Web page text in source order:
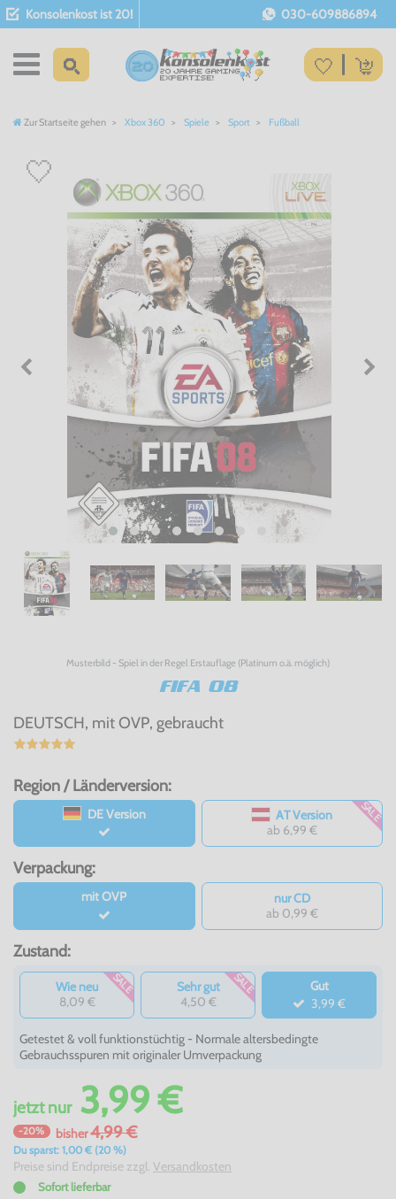
Konsolenkost ist 20! 030-609886894
Zur Startseite gehen Xbox 360 Spiele Sport Fußball
Musterbild - Spiel in der Regel Erstauflage (Platinum o.ä. möglich)
FIFA 08
DEUTSCH, mit OVP, gebraucht
Region / Länderversion:
DE Version
AT Version
ab 6,99 €
SALE
Verpackung:
mit OVP
nur CD
ab 0,99 €
Zustand:
Wie neu
8,09 €
SALE
Sehr gut
4,50 €
SALE
Gut
3,99 €
Getestet & voll funktionstüchtig - Normale altersbedingte
Gebrauchsspuren mit originaler Umverpackung
jetztnur3,99 €
-20% bisher4,99 €
Du sparst: 1,00 € (20 %)
Preise sind Endpreise zzgl. Versandkosten
Sofort lieferbar